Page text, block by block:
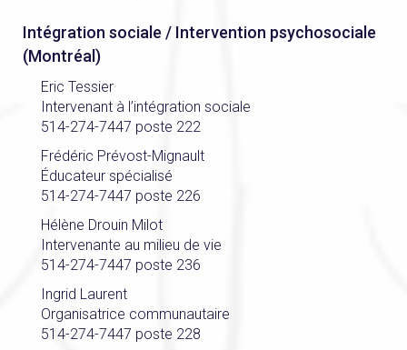
Intégration sociale / Intervention psychosociale
(Montréal)
Eric Tessier
Intervenant à l’intégration sociale
514-274-7447 poste 222
Frédéric Prévost-Mignault
Éducateur spécialisé
514-274-7447 poste 226
Hélène Drouin Milot
Intervenante au milieu de vie
514-274-7447 poste 236
Ingrid Laurent
Organisatrice communautaire
514-274-7447 poste 228